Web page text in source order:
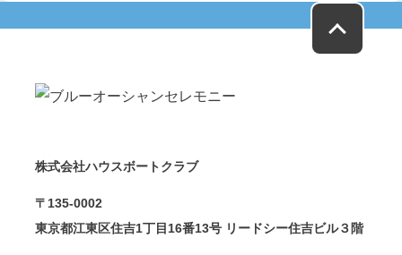
株式会社ハウスボートクラブ
〒135-0002
東京都江東区住吉1丁目16番13号 リードシー住吉ビル３階